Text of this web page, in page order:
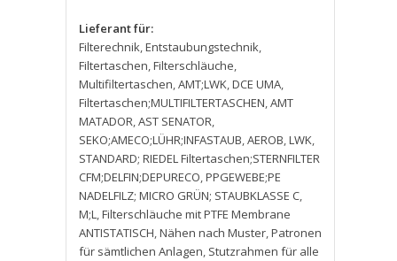
Lieferant für:
Filterechnik,Entstaubungstechnik,
Filtertaschen,Filterschläuche,
Multifiltertaschen,AMT;LWK,DCE UMA,
Filtertaschen;MULTIFILTERTASCHEN,AMT
MATADOR,AST SENATOR,
SEKO;AMECO;LÜHR;INFASTAUB,AEROB,LWK,
STANDARD; RIEDEL Filtertaschen;STERNFILTER
CFM;DELFIN;DEPURECO,PPGEWEBE;PE
NADELFILZ; MICRO GRÜN; STAUBKLASSE C,
M;L,Filterschläuche mit PTFE Membrane
ANTISTATISCH,Nähen nach Muster,Patronen
für sämtlichen Anlagen, Stutzrahmen für alle